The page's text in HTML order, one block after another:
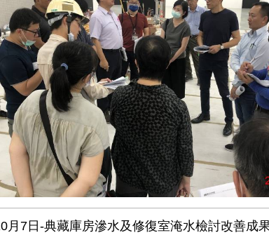
月7日-典藏庫房滲水及修復室淹水檢討改善成